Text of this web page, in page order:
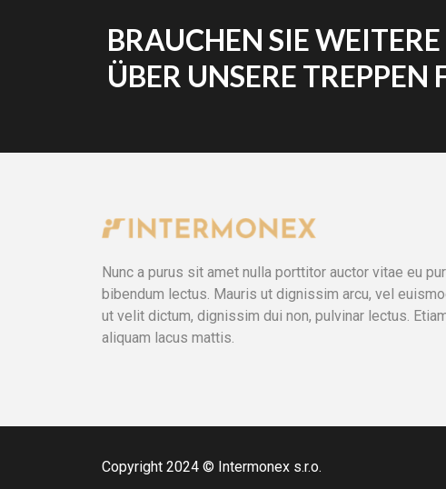
BRAUCHEN SIE
ÜBER UNSERE TREPPEN
Nunc a purus sit amet nulla porttitor auctor vitae eu
bibendum lectus. Mauris ut dignissim arcu, vel
ut velit dictum, dignissim dui non, pulvinar lectus.
aliquam lacus mattis.
Copyright 2024 © Intermonex s.r.o.